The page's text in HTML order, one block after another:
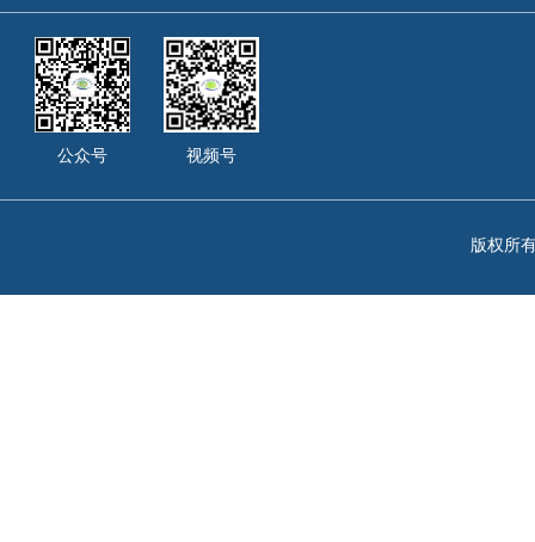
公众号 视频号
版权所